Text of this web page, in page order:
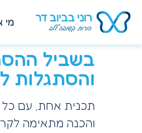
מי
בשביל
והסתגלות
תכנית אחת, עם כל
והכנה מתאימה